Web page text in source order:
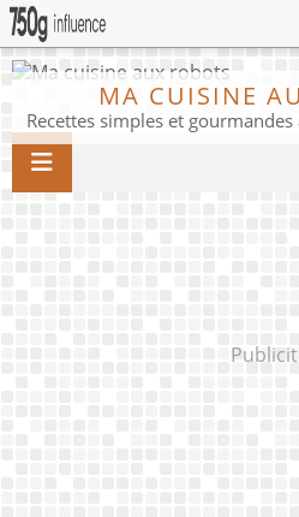
MA CUISINE
Recettes simples et